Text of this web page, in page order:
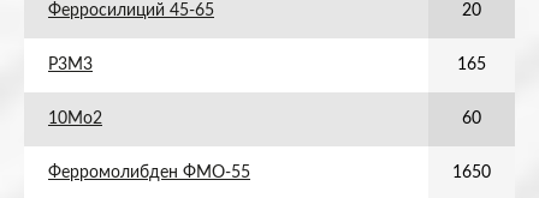
Ферросилиций 45-65 20
Р3М3 165
10Мо2 60
Ферромолибден ФМО-55 1650